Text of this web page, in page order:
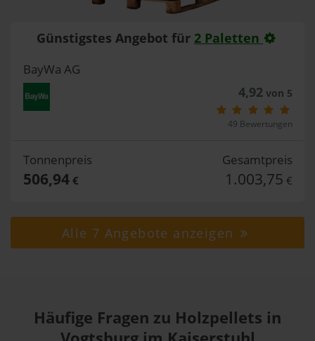
Günstigstes Angebot für 2 Paletten
BayWa AG
4,92von 5
49 Bewertungen
Tonnenpreis
506,94€
Gesamtpreis
1.003,75 €
Alle 7 Angebote anzeigen
Häufige Fragen zu Holzpellets in